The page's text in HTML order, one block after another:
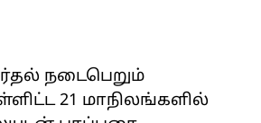
நடைபெறும்
21 மாநிலங்களில்